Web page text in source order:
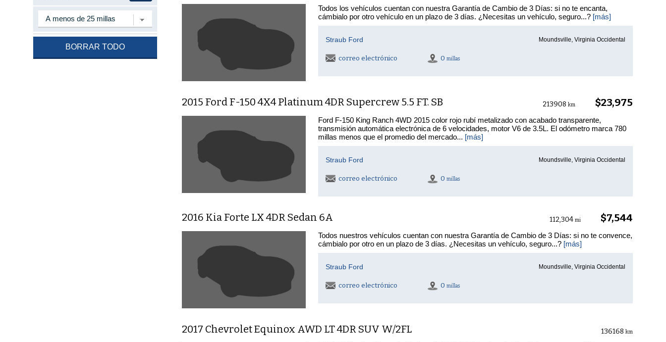
BORRAR TODO
Todos los vehículos cuentan con nuestra Garantía de Cambio de 3 Días: si no te encanta,
cámbialo por otro vehículo en un plazo de 3 días. ¿Necesitas un vehículo, seguro...? [más]
Straub Ford Moundsville, Virginia Occidental
correo electrónico 0 millas
2015 Ford F-150 4X4 Platinum 4DR Supercrew 5.5 FT. SB $23,975
213908 km
Ford F-150 King Ranch 4WD 2015 color rojo rubí metalizado con acabado transparente,
transmisión automática electrónica de 6 velocidades, motor V6 de 3.5L. El odómetro marca 780
millas menos que el promedio del mercado... [más]
Straub Ford Moundsville, Virginia Occidental
correo electrónico 0 millas
2016 Kia Forte LX 4DR Sedan 6A $7,544
112,304 mi
Todos nuestros vehículos cuentan con nuestra Garantía de Cambio de 3 Días: si no te convence,
cámbialo por otro en un plazo de 3 días. ¿Necesitas un vehículo, seguro...? [más]
Straub Ford Moundsville, Virginia Occidental
correo electrónico 0 millas
2017 Chevrolet Equinox AWD LT 4DR SUV W/2FL 136168 km